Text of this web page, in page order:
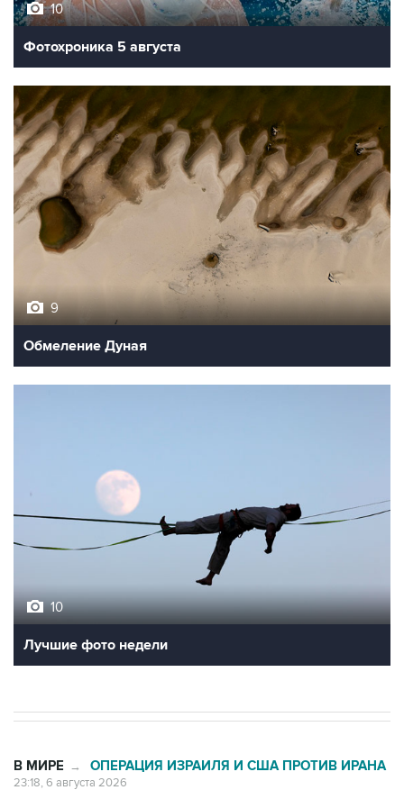
10
Фотохроника 5 августа
9
Обмеление Дуная
10
Лучшие фото недели
В МИРЕ → ОПЕРАЦИЯ ИЗРАИЛЯ И США ПРОТИВ ИРАНА
23:18, 6 августа 2026